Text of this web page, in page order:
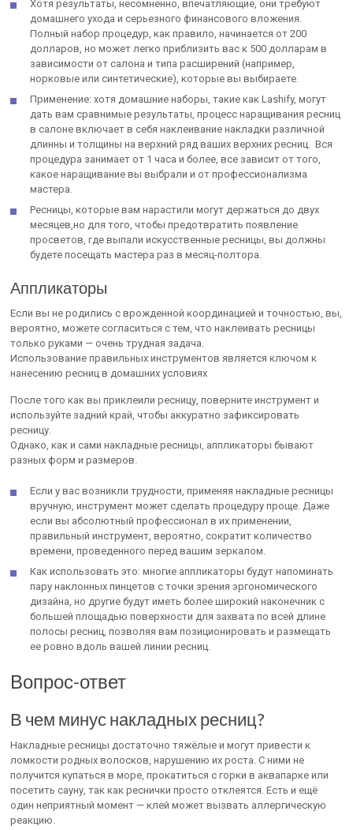
Хотя результаты, несомненно, впечатляющие, они требуют
домашнего ухода и серьезного финансового вложения.
Полный набор процедур, как правило, начинается от 200
долларов, но может легко приблизить вас к 500 долларам в
зависимости от салона и типа расширений (например,
норковые или синтетические), которые вы выбираете.
Применение: хотя домашние наборы, такие как Lashify, могут
дать вам сравнимые результаты, процесс наращивания ресниц
в салоне включает в себя наклеивание накладки различной
длинны и толщины на верхний ряд ваших верхних ресниц. Вся
процедура занимает от 1 часа и более, все зависит от того,
какое наращивание вы выбрали и от профессионализма
мастера.
Ресницы, которые вам нарастили могут держаться до двух
месяцев,но для того, чтобы предотвратить появление
просветов, где выпали искусственные ресницы, вы должны
будете посещать мастера раз в месяц-полтора.
Аппликаторы
Если вы не родились с врожденной координацией и точностью, вы,
вероятно, можете согласиться с тем, что наклеивать ресницы
только руками — очень трудная задача.
Использование правильных инструментов является ключом к
нанесению ресниц в домашних условиях
После того как вы приклеили ресницу, поверните инструмент и
используйте задний край, чтобы аккуратно зафиксировать
ресницу.
Однако, как и сами накладные ресницы, аппликаторы бывают
разных форм и размеров.
Если у вас возникли трудности, применяя накладные ресницы
вручную, инструмент может сделать процедуру проще. Даже
если вы абсолютный профессионал в их применении,
правильный инструмент, вероятно, сократит количество
времени, проведенного перед вашим зеркалом.
Как использовать это: многие аппликаторы будут напоминать
пару наклонных пинцетов с точки зрения эргономического
дизайна, но другие будут иметь более широкий наконечник с
большей площадью поверхности для захвата по всей длине
полосы ресниц, позволяя вам позиционировать и размещать
ее ровно вдоль вашей линии ресниц.
Вопрос-ответ
В чем минус накладных ресниц?
Накладные ресницы достаточно тяжёлые и могут привести к
ломкости родных волосков, нарушению их роста. С ними не
получится купаться в море, прокатиться с горки в аквапарке или
посетить сауну, так как реснички просто отклеятся. Есть и ещё
один неприятный момент — клей может вызвать аллергическую
реакцию.